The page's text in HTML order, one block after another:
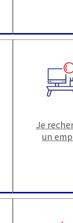
Je
un